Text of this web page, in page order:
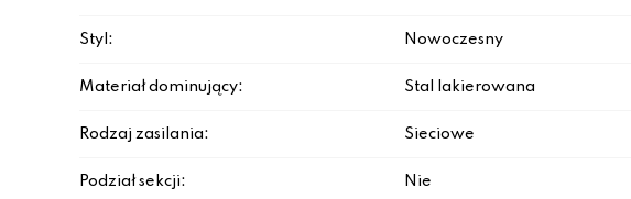
Styl: Nowoczesny
Materiał dominujący: Stal lakierowana
Rodzaj zasilania: Sieciowe
Podział sekcji: Nie